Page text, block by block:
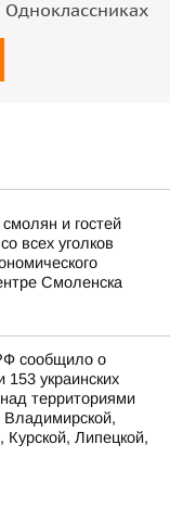
и гостей
всех уголков
Смоленска
сообщило о
153 украинских
территориями
Владимирской,
Курской, Липецкой,